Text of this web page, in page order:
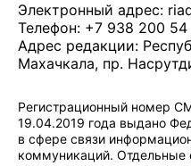
Электронный адрес:
Телефон: +7 938 200 54
Адрес редакции:
Махачкала, пр.
Регистрационный номер
19.04.2019 года выдано
в сфере связи
коммуникаций. Отдельные